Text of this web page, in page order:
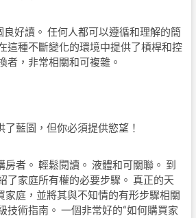
好讀。 任何人都可以遵循和理解的簡
這種不斷變化的環境中提供了槓桿和控
者，非常相關和可複雜。
藍圖，但你必須提供慾望！
房者。 輕鬆閱讀。 液體和可關聯。 到
了家庭所有權的必要步驟。 真正的天
家庭，並將其與不知情的有形步驟相關
技術指南。 一個非常好的“如何購買家